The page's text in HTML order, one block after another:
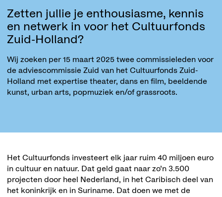
Zetten jullie je enthousiasme, kennis
en netwerk in voor het Cultuurfonds
Zuid-Holland?
Wij zoeken per 15 maart 2025 twee commissieleden voor
de adviescommissie Zuid van het Cultuurfonds Zuid-
Holland met expertise theater, dans en film, beeldende
kunst, urban arts, popmuziek en/of grassroots.
Het Cultuurfonds investeert elk jaar ruim 40 miljoen euro
in cultuur en natuur. Dat geld gaat naar zo’n 3.500
projecten door heel Nederland, in het Caribisch deel van
het koninkrijk en in Suriname. Dat doen we met de